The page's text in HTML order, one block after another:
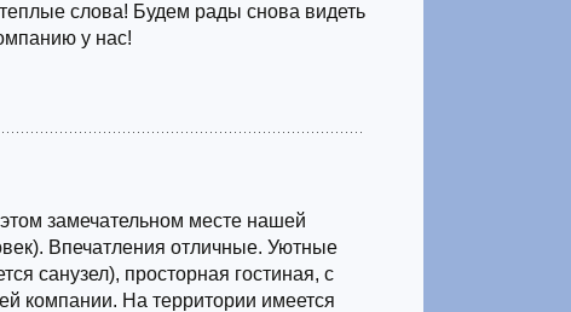
слова! Будем рады снова видеть
у нас!
замечательном месте нашей
Впечатления отличные. Уютные
санузел), просторная гостиная, с
компании. На территории имеется